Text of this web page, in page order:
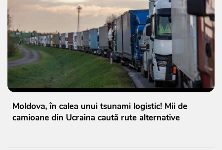
Moldova, în calea unui tsunami logistic! Mii de
camioane din Ucraina caută rute alternative